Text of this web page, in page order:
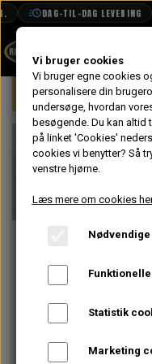
DAG-TIL-DAG LEVERING
BOOK TID
PROJEKTER
TEKNISK DATA
VANDPOLERING
Forside Mini
Vi bruger cookies
Vi bruger egne cookies
personalisere din
undersøge, hvordan
besøgende. Du kan altid
på linket 'Cookies'
cookies vi benytter? Så
venstre hjørne.
Læs mere om cookies
Statistik
Marketing